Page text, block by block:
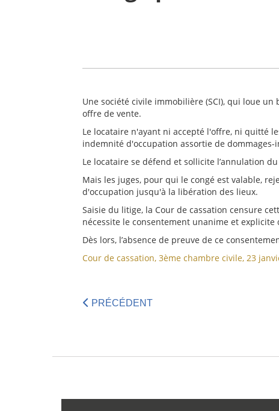
Une société civile immobilière (SCI), qui loue
offre de vente.
Le locataire n'ayant ni accepté l'offre, ni quitté
indemnité d'occupation assortie de dommages-
Le locataire se défend et sollicite l’annulation
Mais les juges, pour qui le congé est valable,
d'occupation jusqu'à la libération des lieux.
Saisie du litige, la Cour de cassation censure
nécessite le consentement unanime et explicite
Dès lors, l’absence de preuve de ce
Cour de cassation, 3ème chambre civile, 23
PRÉCÉDENT